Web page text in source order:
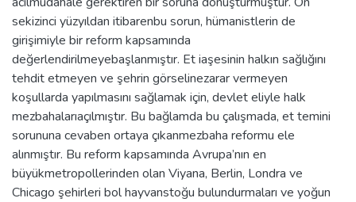
sekizinci yüzyıldan itibarenbu sorun, hümanistlerin de
girişimiyle bir reform kapsamında
değerlendirilmeyebaşlanmıştır. Et iaşesinin halkın sağlığını
tehdit etmeyen ve şehrin görselinezarar vermeyen
koşullarda yapılmasını sağlamak için, devlet eliyle halk
mezbahalarıaçılmıştır. Bu bağlamda bu çalışmada, et temini
sorununa cevaben ortaya çıkanmezbaha reformu ele
alınmıştır. Bu reform kapsamında Avrupa’nın en
büyükmetropollerinden olan Viyana, Berlin, Londra ve
Chicago şehirleri bol hayvanstoğu bulundurmaları ve yoğun